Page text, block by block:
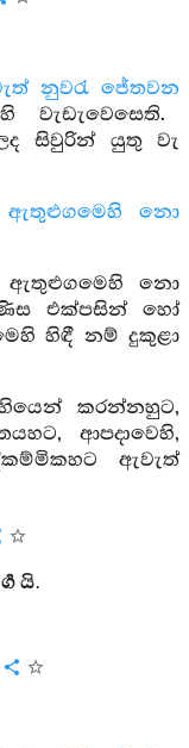
නුවරැ ජේතවන
සිවුරින් යුතු වැ
ඇතුළුගමෙහි නො
ඇතුළුගමෙහි නො
එක්පසින් හෝ
හිඳී නම් දුකුළා
කරන්නහුට,
ආපදාවෙහි,
ඇවැත්
යි.